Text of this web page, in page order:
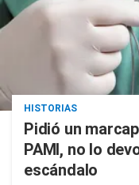
HISTORIAS
Pidió un
PAMI, no lo
escándalo